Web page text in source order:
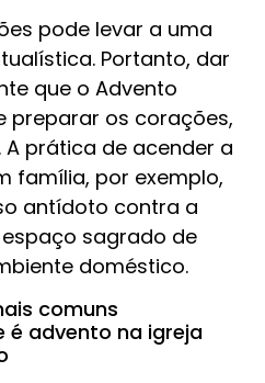
pode levar a uma
Portanto, dar
que o Advento
preparar os corações,
prática de acender a
família, por exemplo,
antídoto contra a
sagrado de
doméstico.
comuns
é advento na igreja